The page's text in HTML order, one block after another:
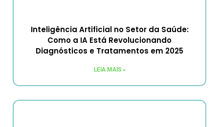
Inteligência Artificial no Setor da Saúde:
Como a IA Está Revolucionando
Diagnósticos e Tratamentos em 2025
LEIA MAIS »